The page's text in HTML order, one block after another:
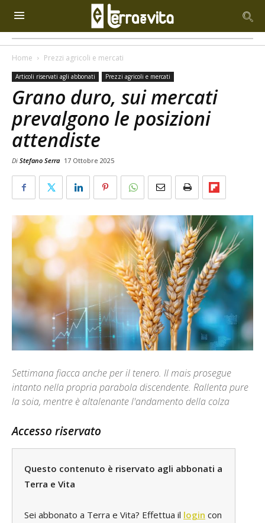
Home Prezzi agricoli e mercati
Articoli riservati agli abbonati Prezzi agricoli e mercati
Grano duro, sui mercati
prevalgono le posizioni
attendiste
Di Stefano Serra 17 Ottobre 2025
Settimana fiacca anche per il tenero. Il mais prosegue
intanto nella propria parabola discendente. Rallenta pure
la soia, mentre è altalenante l'andamento della colza
Accesso riservato
Questo contenuto è riservato agli abbonati a
Terra e Vita
Sei abbonato a Terra e Vita? Effettua il login con